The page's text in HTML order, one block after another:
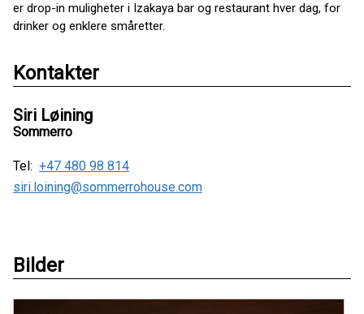
er drop-in muligheter i Izakaya bar og restaurant hver dag, for
drinker og enklere småretter.
Kontakter
Siri Løining
Sommerro
Tel: +47 480 98 814
siri.loining@sommerrohouse.com
Bilder